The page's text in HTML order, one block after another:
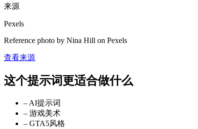
来源
Pexels
Reference photo by Nina Hill on Pexels
查看来源
这个提示词更适合做什么
– AI提示词
– 游戏美术
– GTA5风格